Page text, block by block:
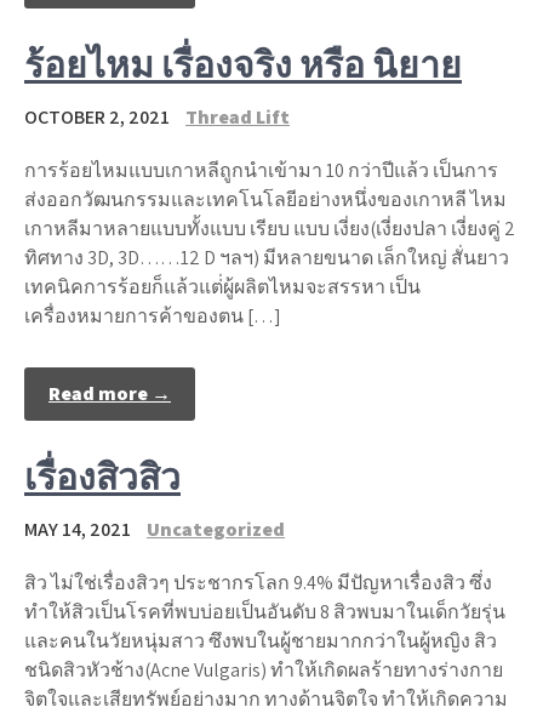
ร้อยไหม เรื่องจริง หรือ นิยาย
OCTOBER 2, 2021 Thread Lift
การร้อยไหมแบบเกาหลีถูกนำเข้ามา 10 กว่าปีแล้ว เป็นการ
ส่งออกวัฒนกรรมและเทคโนโลยีอย่างหนึ่งของเกาหลี ไหม
เกาหลีมาหลายแบบทั้งแบบ เรียบ แบบ เงี่ยง(เงี่ยงปลา เงี่ยงคู่ 2
ทิศทาง 3D, 3D……12 D ฯลฯ) มีหลายขนาด เล็กใหญ่ สั่นยาว
เทคนิคการร้อยก็แล้วแต่่ผู้ผลิตไหมจะสรรหา เป็น
เครื่องหมายการค้าของตน […]
Read more →
เรื่องสิวสิว
MAY 14, 2021 Uncategorized
สิว ไม่ใช่เรื่องสิวๆ ประชากรโลก 9.4% มีปัญหาเรื่องสิว ซึ่ง
ทำให้สิวเป็นโรคที่พบบ่อยเป็นอันดับ 8 สิวพบมาในเด็กวัยรุ่น
และคนในวัยหนุ่มสาว ซึงพบในผู้ชายมากกว่าในผู้หญิง สิว
ชนิดสิวหัวช้าง(Acne Vulgaris) ทำให้เกิดผลร้ายทางร่างกาย
จิตใจและเสียทรัพย์อย่างมาก ทางด้านจิตใจ ทำให้เกิดความ